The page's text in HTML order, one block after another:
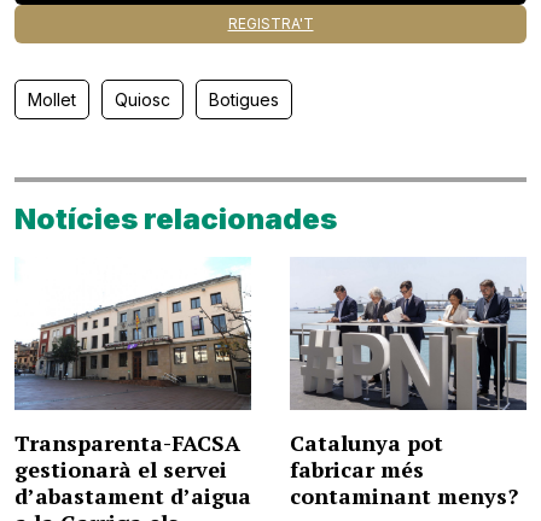
REGISTRA'T
Mollet Quiosc Botigues
Notícies relacionades
Transparenta-FACSA
gestionarà el servei
d’abastament d’aigua
Catalunya pot
fabricar més
contaminant menys?